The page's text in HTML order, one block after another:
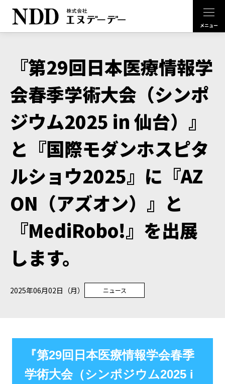
『第29回日本医療情報学
会春季学術大会（シンポ
ジウム2025 in 仙台）』
と『国際モダンホスピタ
ルショウ2025』に『AZ
ON（アズオン）』と
『MediRobo!』を出展
します。
2025年06月02日（月） ニュース
『第29回日本医療情報学会春季
学術大会（シンポジウム2025 i